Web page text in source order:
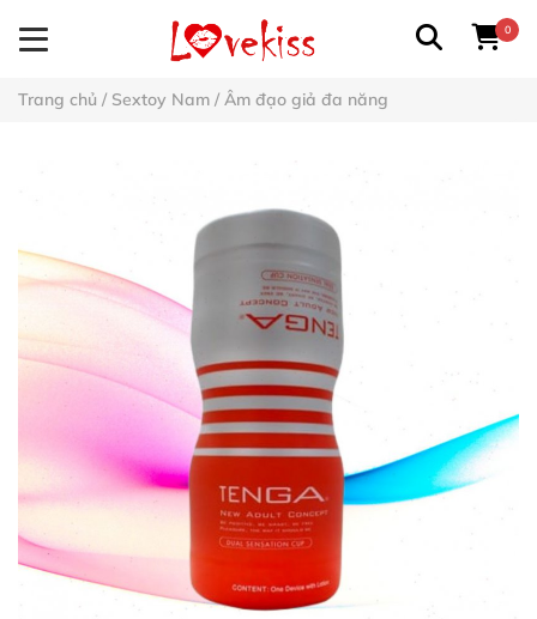
0
Trang chủ / Sextoy Nam / Âm đạo giả đa năng